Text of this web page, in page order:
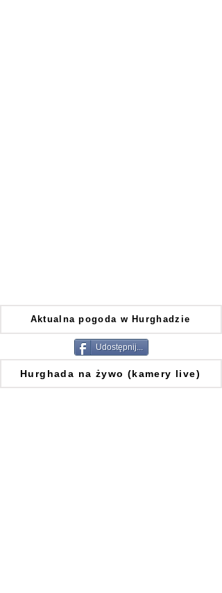
Aktualna pogoda w Hurghadzie
Udostępnij...
Hurghada na żywo (kamery live)